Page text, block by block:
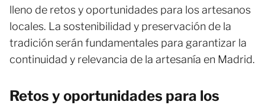
lleno de retos y oportunidades para los artesanos
locales. La sostenibilidad y preservación de la
tradición serán fundamentales para garantizar la
continuidad y relevancia de la artesanía en Madrid.
Retos y oportunidades para los